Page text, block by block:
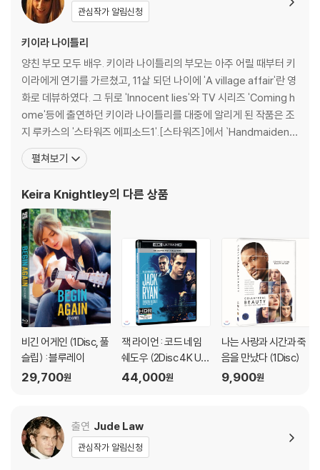
세기의 배우들이 탐낸 ‘안나’로 선택된 키이라 나이틀리, 180도 파격 변신
한 주드 로
금발의 매력적인 외모, 할리우드 라이징 스타 애런 존슨
안나 카레니나는 사랑 때문에 자신의 모든 것을 버렸고, 그로 인해 파국으
로 치닫는 결말을 맞이하는 매력적이고 격정적인 인물이다. 이러한 이유로
톨스토이의 [안나 카레니나]는 영화, 드라마, 뮤지컬, 발레 등으로 다양하
게 변주되었고, 당대 최고의 배우들이 안나 카레니나역을 탐냈다. 그레타
가르보, 비비안 리, 소피 마르소에 이어 21세기 새롭게 안나 카레니나를 환
생시킨 키이라 나이틀리. 그녀는 장르를 불문한 뛰어난 캐릭터 소화력으로
그녀가 연기한 안나 카레니나는 역대 가장 진취적이고 도발적이라는 평가
를 받으며 안나 카레니나를 여성들의 공감과 선망을 받는 현대적이고 매력
적인 인물로 변화시켰다. [안나 카레니나]의 치명적인 러브스토리를 완성
하는데 빠져서는 안될 두 인물 카레닌과 브론스키를 연기한 주드 로와 애
런 존슨. 특히 주드 로는 피플지가 선정한 현존하는 최고의 섹시남으로 선
정될 만큼 할리우드를 대표하는 미남 배우이다. 그런 그가 [안나 카레니
나]에서 안나 카레니나의 남편이자 고지식하고 명예욕 높은 고위 관료인
카레닌을 연기하기 위해 180도 변신, 섹시함을 벗어 던지고 완벽한 중년
남성의 이미지로 탈바꿈 했다. 그와 더불어 안나 카레니나와의 사랑의 대
칭각을 이루는 인물 브론스키역을 맡은 애런 존슨. 그는 매튜 본 감독의
[킥 애스]부터 올리버 스톤 감독의 [파괴자들] 등 흥행력과 연출력을 겸비
한 최고의 감독들과 함께하며 연기력과 스타성을 인정 받았다. 더욱이 201
일의 스타’로 지목될 만큼 최근 할리우드의 가장 핫한 라이징 스타이다. 그
는 아름다운 금발과 빨려들 것 같은 매혹적인 눈빛으로 유혹하는 브론스키
로 열연한다.
관심작가 알림신청
키이라 나이틀리
양친 부모 모두 배우. 키이라 나이틀리의 부모는 아주 어릴 때부터 키
이라에게 연기를 가르쳤고, 11살 되던 나이에 'A village affair'란 영
화로 데뷰하였다. 그 뒤로 'Innocent lies'와 TV 시리즈 'Coming h
ome'등에 출연하던 키이라 나이틀리를 대중에 알리게 된 작품은 조
지 루카스의 '스타워즈 에피소드1'.[스타워즈]에서 `Handmaiden S
abe`(아미달라 여왕의 시녀) 역을 맡았다. 14살의 나이에 많은 이들
의 꿈인 '스타워즈' 시리즈에 출연하게 된 그녀는 후속작 '더 홀'에서
펼쳐보기
Keira Knightley의 다른 상품
비긴 어게인 (1Disc, 풀
슬립) : 블루레이
29,700원
잭 라이언 : 코드 네임
쉐도우 (2Disc 4K UH
D + BD 한정수량) : 블
44,000원
나는 사랑과 시간과 죽
음을 만났다 (1Disc)
9,900원
출연 Jude Law
관심작가 알림신청